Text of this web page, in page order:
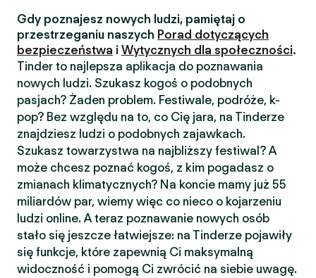
Gdy poznajesz nowych ludzi, pamiętaj o
przestrzeganiu naszych Porad dotyczących
bezpieczeństwa i Wytycznych dla społeczności.
Tinder to najlepsza aplikacja do poznawania
nowych ludzi. Szukasz kogoś o podobnych
pasjach? Żaden problem. Festiwale, podróże, k-
pop? Bez względu na to, co Cię jara, na Tinderze
znajdziesz ludzi o podobnych zajawkach.
Szukasz towarzystwa na najbliższy festiwal? A
może chcesz poznać kogoś, z kim pogadasz o
zmianach klimatycznych? Na koncie mamy już 55
miliardów par, wiemy więc co nieco o kojarzeniu
ludzi online. A teraz poznawanie nowych osób
stało się jeszcze łatwiejsze: na Tinderze pojawiły
się funkcje, które zapewnią Ci maksymalną
widoczność i pomogą Ci zwrócić na siebie uwagę.